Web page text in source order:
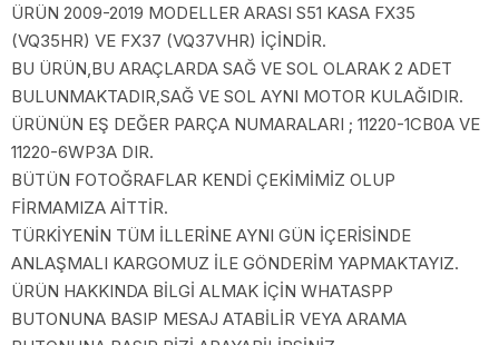
ÜRÜN 2009-2019 MODELLER ARASI S51 KASA FX35
(VQ35HR) VE FX37 (VQ37VHR) İÇİNDİR.
BU ÜRÜN,BU ARAÇLARDA SAĞ VE SOL OLARAK 2 ADET
BULUNMAKTADIR,SAĞ VE SOL AYNI MOTOR KULAĞIDIR.
ÜRÜNÜN EŞ DEĞER PARÇA NUMARALARI ; 11220-1CB0A VE
11220-6WP3A DIR.
BÜTÜN FOTOĞRAFLAR KENDİ ÇEKİMİMİZ OLUP
FİRMAMIZA AİTTİR.
TÜRKİYENİN TÜM İLLERİNE AYNI GÜN İÇERİSİNDE
ANLAŞMALI KARGOMUZ İLE GÖNDERİM YAPMAKTAYIZ.
ÜRÜN HAKKINDA BİLGİ ALMAK İÇİN WHATASPP
BUTONUNA BASIP MESAJ ATABİLİR VEYA ARAMA